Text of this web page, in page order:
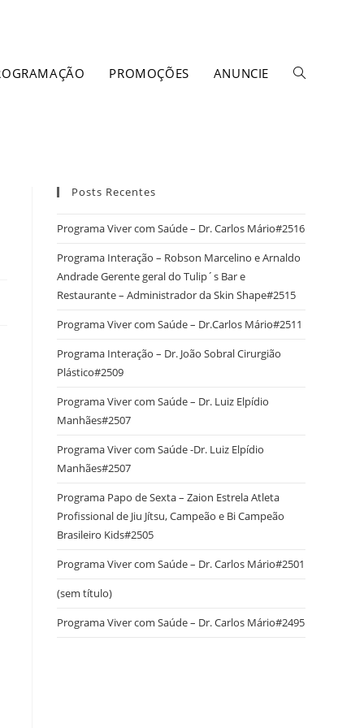
PROMOÇÕES ANUNCIE
Posts Recentes
Programa Viver com Saúde – Dr. Carlos Mário#2516
Programa Interação – Robson Marcelino e Arnaldo
Andrade Gerente geral do Tulip´s Bar e
Restaurante – Administrador da Skin Shape#2515
Programa Viver com Saúde – Dr.Carlos Mário#2511
Programa Interação – Dr. João Sobral Cirurgião
Plástico#2509
Programa Viver com Saúde – Dr. Luiz Elpídio
Manhães#2507
Programa Viver com Saúde -Dr. Luiz Elpídio
Manhães#2507
Programa Papo de Sexta – Zaion Estrela Atleta
Profissional de Jiu Jítsu, Campeão e Bi Campeão
Brasileiro Kids#2505
Programa Viver com Saúde – Dr. Carlos Mário#2501
(sem título)
Programa Viver com Saúde – Dr. Carlos Mário#2495